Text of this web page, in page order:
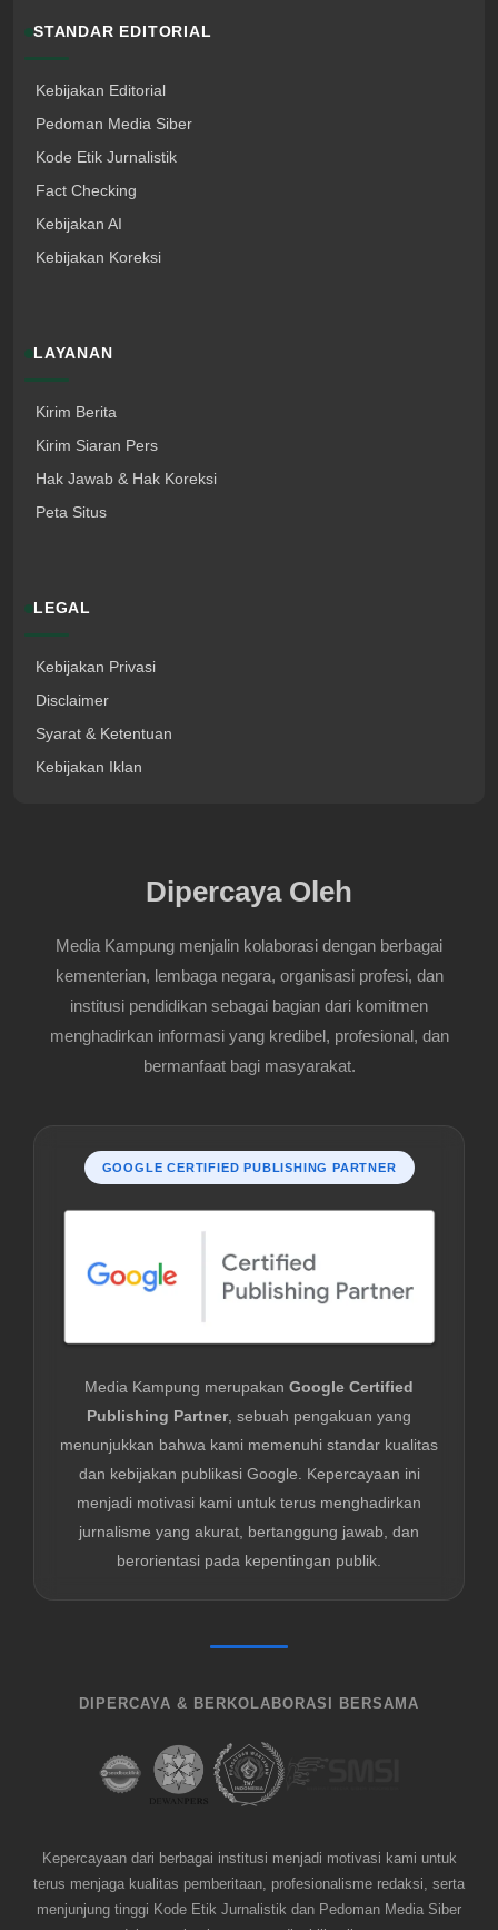
STANDAR EDITORIAL
Kebijakan Editorial
Pedoman Media Siber
Kode Etik Jurnalistik
Fact Checking
Kebijakan AI
Kebijakan Koreksi
LAYANAN
Kirim Berita
Kirim Siaran Pers
Hak Jawab & Hak Koreksi
Peta Situs
LEGAL
Kebijakan Privasi
Disclaimer
Syarat & Ketentuan
Kebijakan Iklan
Dipercaya Oleh
Media Kampung menjalin kolaborasi dengan berbagai
kementerian, lembaga negara, organisasi profesi, dan
institusi pendidikan sebagai bagian dari komitmen
menghadirkan informasi yang kredibel, profesional, dan
bermanfaat bagi masyarakat.
GOOGLE CERTIFIED PUBLISHING PARTNER
Media Kampung merupakan Google Certified
Publishing Partner, sebuah pengakuan yang
menunjukkan bahwa kami memenuhi standar kualitas
dan kebijakan publikasi Google. Kepercayaan ini
menjadi motivasi kami untuk terus menghadirkan
jurnalisme yang akurat, bertanggung jawab, dan
berorientasi pada kepentingan publik.
DIPERCAYA & BERKOLABORASI BERSAMA
Kepercayaan dari berbagai institusi menjadi motivasi kami untuk
terus menjaga kualitas pemberitaan, profesionalisme redaksi, serta
menjunjung tinggi Kode Etik Jurnalistik dan Pedoman Media Siber